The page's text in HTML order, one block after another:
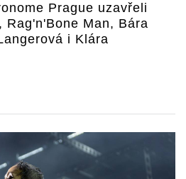
Prague uzavřeli
Rag'n'Bone Man, Bára
i Klára